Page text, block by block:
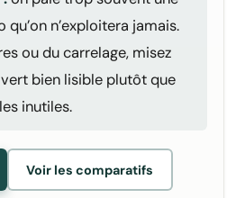
n’exploitera jamais.
ou du carrelage, misez
bien lisible plutôt que
inutiles.
Voir les comparatifs